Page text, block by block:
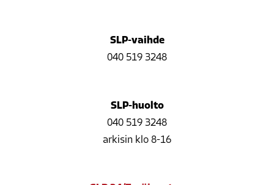
SLP-vaihde
040 519 3248
SLP-huolto
040 519 3248
arkisin klo 8-16